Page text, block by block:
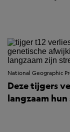
National Geographic
Deze tijgers
langzaam